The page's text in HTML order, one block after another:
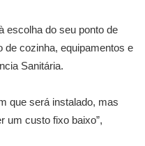
escolha do seu ponto de
de cozinha, equipamentos e
Sanitária.
que será instalado, mas
um custo fixo baixo”,